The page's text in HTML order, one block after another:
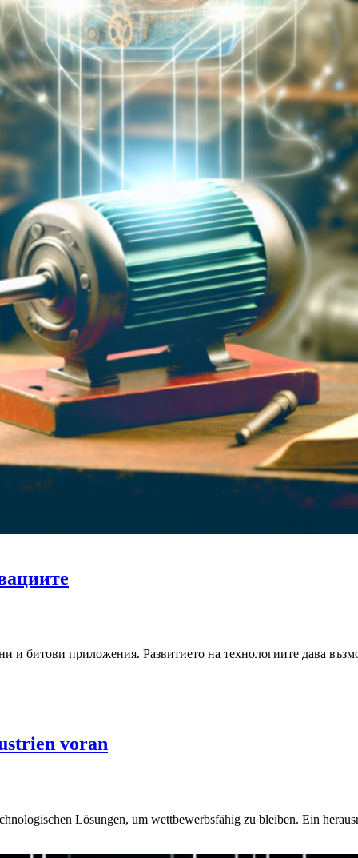
и битови приложения. Развитието на технологиите дава
voran
Lösungen, um wettbewerbsfähig zu bleiben. Ein